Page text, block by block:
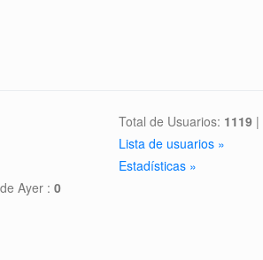
Total de Usuarios: 1119 |
Lista de usuarios »
Estadísticas »
Ayer : 0